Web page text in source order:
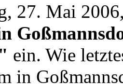
27. Mai
ein. Wie
in